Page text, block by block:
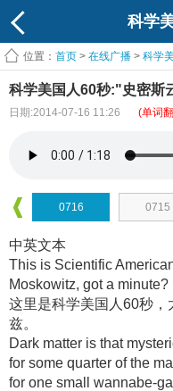
科学
位置： 首页 > 在线广播 > 科学
科学美国人60秒:"史密斯
日期:2014-07-16 11:26 (单词
0716 0715
中英文本
This is Scientific
Moskowitz, got a minute?
这里是科学美国人60秒，
兹。
Dark matter is that
for some quarter of the
for one small wannabe-